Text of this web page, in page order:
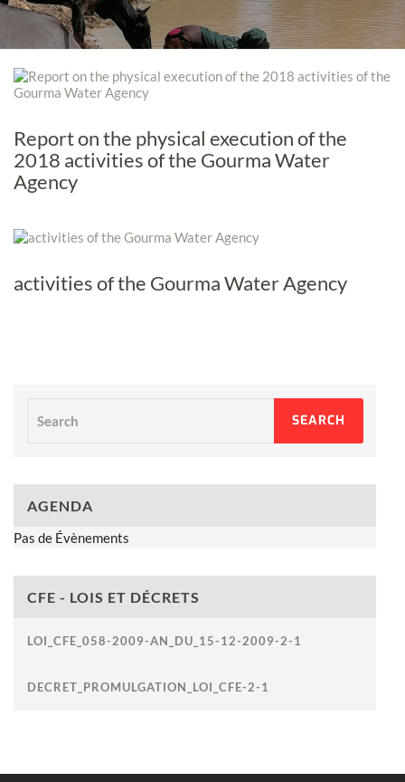
Report on the physical execution of the
2018 activities of the Gourma Water
Agency
activities of the Gourma Water Agency
SEARCH
AGENDA
Pas de Évènements
CFE - LOIS ET DÉCRETS
LOI_CFE_058-2009-AN_DU_15-12-2009-2-1
DECRET_PROMULGATION_LOI_CFE-2-1